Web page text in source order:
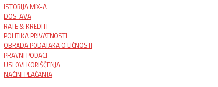
ISTORIJA MIX-A
DOSTAVA
RATE & KREDITI
POLITIKA PRIVATNOSTI
OBRADA PODATAKA O LIČNOSTI
PRAVNI PODACI
USLOVI KORIŠĆENJA
NAČINI PLAĆANJA